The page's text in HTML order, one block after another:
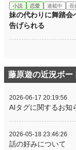
小説 恋愛 連載中 長
妹の代わりに舞踏会
告げられる
藤原遊の近況ボー
2026-06-17 20:19:56
AIタグに関するお知
2026-05-18 23:46:26
話の好みについて